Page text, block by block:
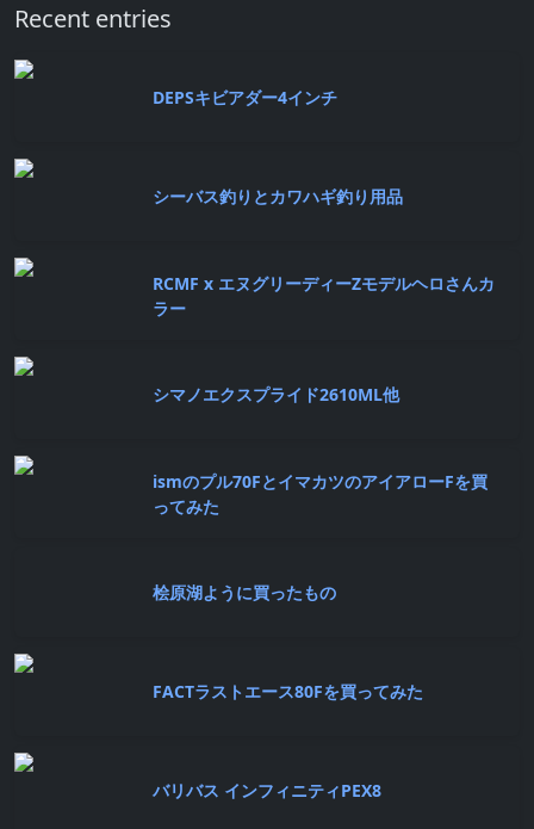
Recent entries
DEPSキビアダー4インチ
シーバス釣りとカワハギ釣り用品
RCMF x エヌグリーディーZモデルヘロさんカ
ラー
シマノエクスプライド2610ML他
ismのプル70FとイマカツのアイアローFを買
ってみた
桧原湖ように買ったもの
FACTラストエース80Fを買ってみた
バリバス インフィニティPEX8